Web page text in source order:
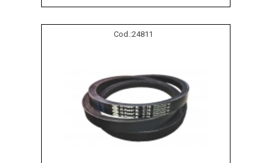
Cod.:24811